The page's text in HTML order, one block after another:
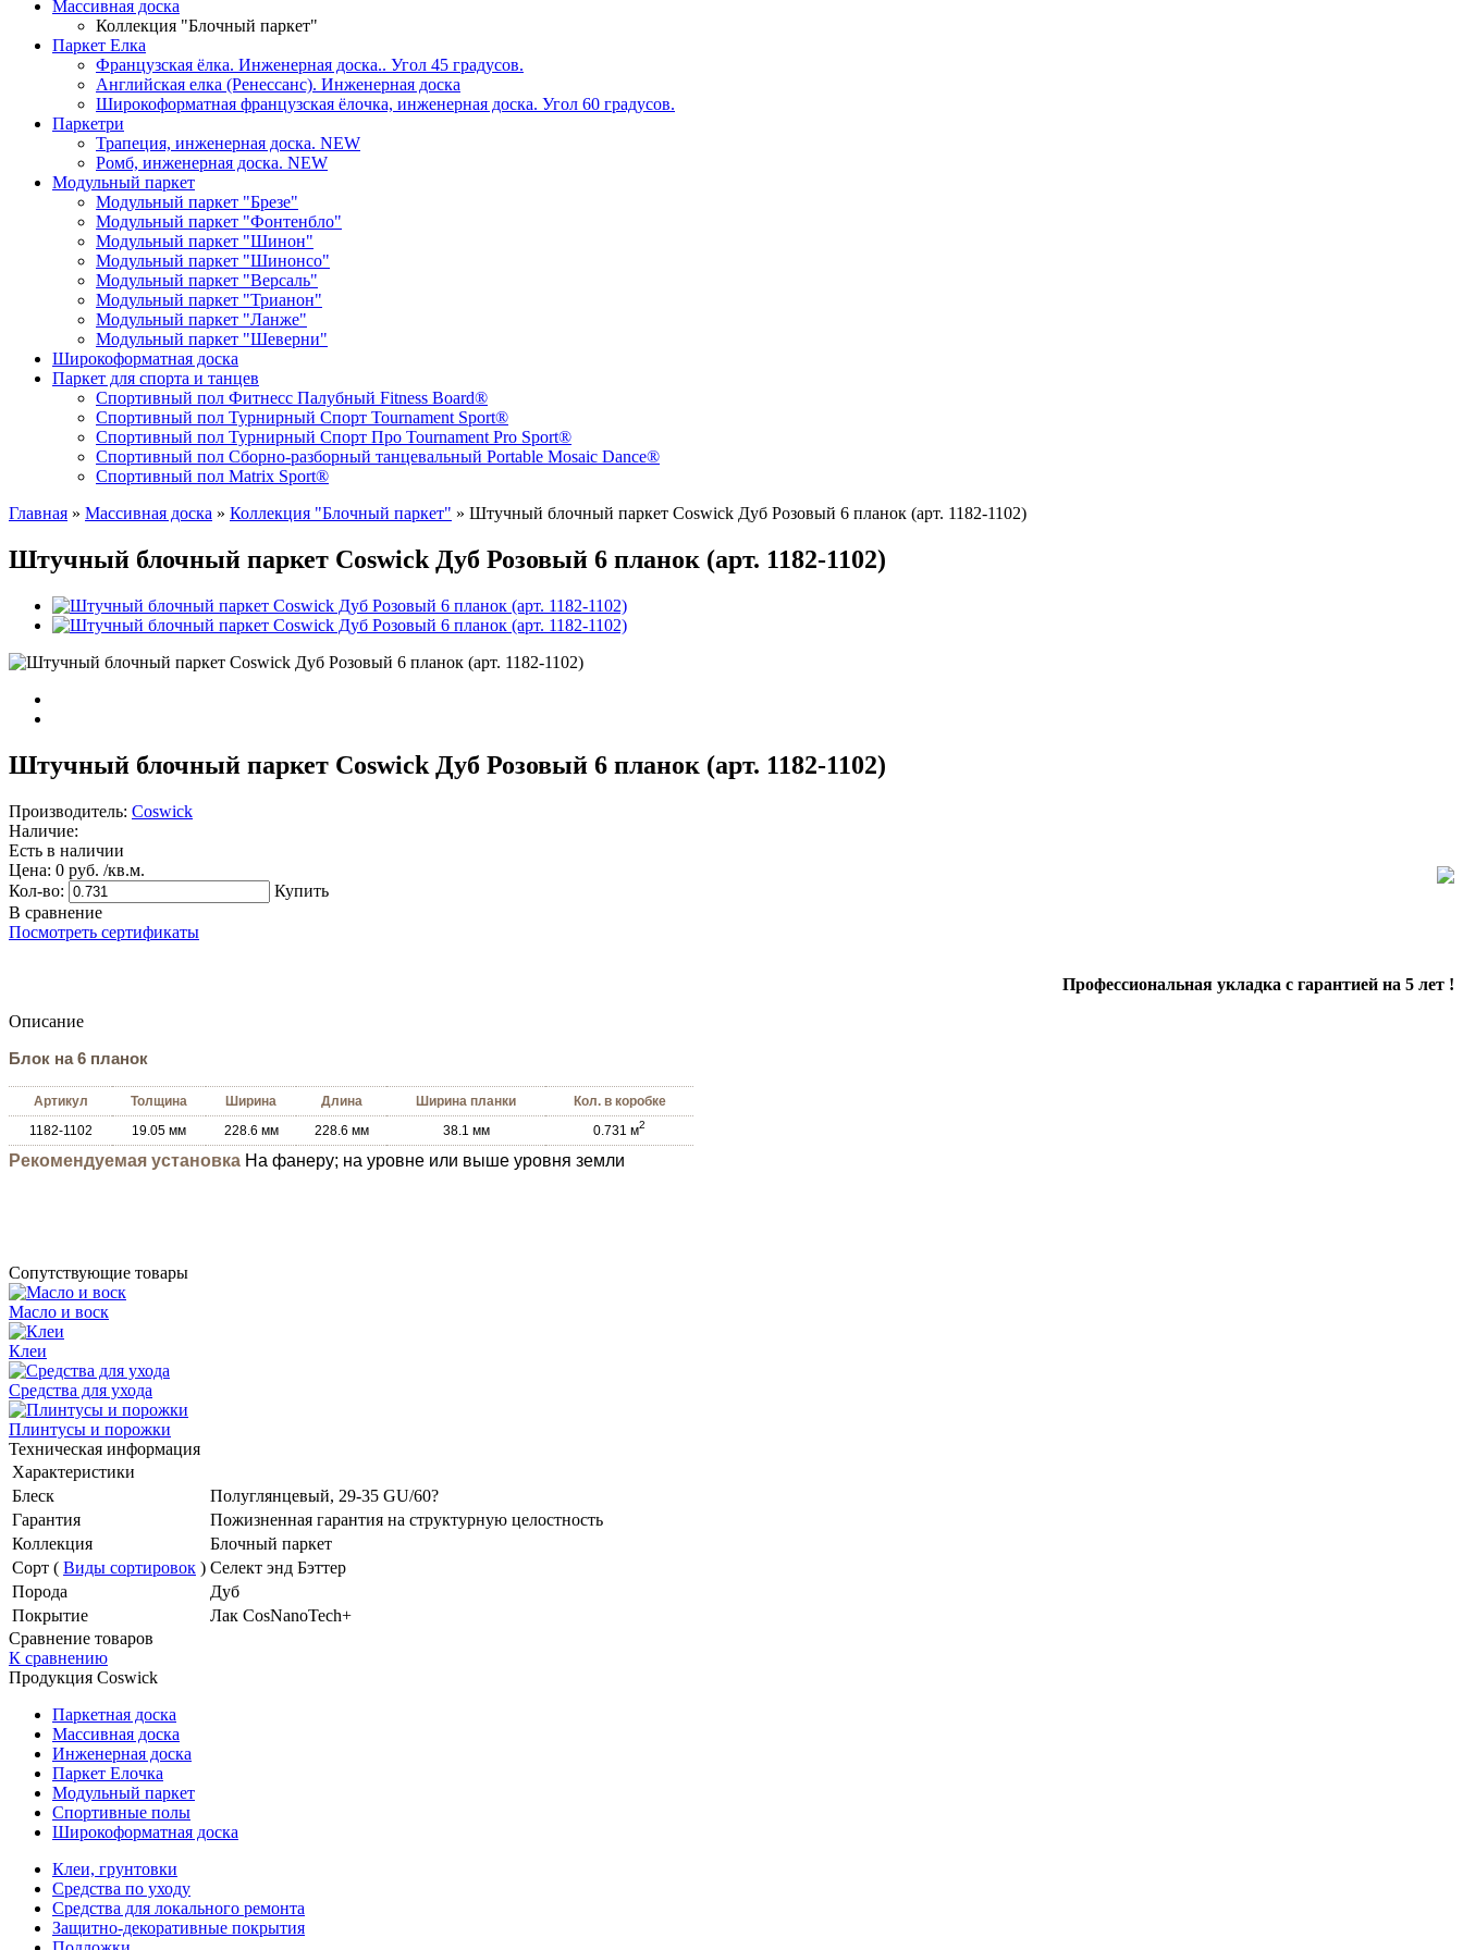
Массивная доска
Коллекция "Блочный паркет"
Паркет Елка
Французская ёлка. Инженерная доска.. Угол 45 градусов.
Английская елка (Ренессанс). Инженерная доска
Широкоформатная французская ёлочка, инженерная доска. Угол 60 градусов.
Паркетри
Трапеция, инженерная доска. NEW
Ромб, инженерная доска. NEW
Модульный паркет
Модульный паркет "Брезе"
Модульный паркет "Фонтенбло"
Модульный паркет "Шинон"
Модульный паркет "Шинонсо"
Модульный паркет "Версаль"
Модульный паркет "Трианон"
Модульный паркет "Ланже"
Модульный паркет "Шеверни"
Широкоформатная доска
Паркет для спорта и танцев
Спортивный пол Фитнесс Палубный Fitness Board®
Спортивный пол Турнирный Спорт Tournament Sport®
Спортивный пол Турнирный Спорт Про Tournament Pro Sport®
Спортивный пол Сборно-разборный танцевальный Portable Mosaic Dance®
Спортивный пол Matrix Sport®
Главная » Массивная доска » Коллекция "Блочный паркет" » Штучный блочный паркет Coswick Дуб Розовый 6 планок (арт. 1182-1102)
Штучный блочный паркет Coswick Дуб Розовый 6 планок (арт. 1182-1102)
Штучный блочный паркет Coswick Дуб Розовый 6 планок (арт. 1182-1102)
Производитель: Coswick
Наличие:
Есть в наличии
Цена: 0 руб. /кв.м.
Кол-во:
Купить
В сравнение
Посмотреть сертификаты
Профессиональная укладка с гарантией на 5 лет !
Описание
Блок на 6 планок
Артикул Толщина Ширина Длина Ширина планки
Кол. в коробке
1182-1102
19.05 мм 228.6 мм 228.6 мм 38.1 мм 0.731 м2
Рекомендуемая установка На фанеру; на уровне или выше уровня земли
Сопутствующие товары
Масло и воск
Клеи
Средства для ухода
Плинтусы и порожки
Техническая информация
Характеристики
Блеск
Полуглянцевый, 29-35 GU/60?
Гарантия
Пожизненная гарантия на структурную целостность
Коллекция
Блочный паркет
Сорт ( Виды сортировок ) Селект энд Бэттер
Порода
Дуб
Покрытие
Лак CosNanoTech+
Сравнение товаров
К сравнению
Продукция Coswick
Паркетная доска
Массивная доска
Инженерная доска
Паркет Елочка
Модульный паркет
Спортивные полы
Широкоформатная доска
Клеи, грунтовки
Средства по уходу
Средства для локального ремонта
Защитно-декоративные покрытия